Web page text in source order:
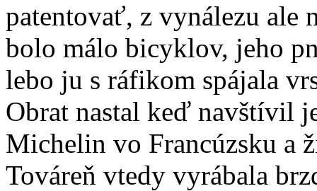
patentovať, z vynálezu ale
bolo málo bicyklov, jeho
lebo ju s ráfikom spájala
Obrat nastal keď navštívil
Michelin vo Francúzsku a
Továreň vtedy vyrábala